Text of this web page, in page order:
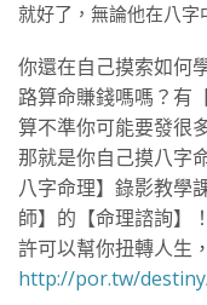
就好了，無論他在八字
你還在自己摸索如何
路算命賺錢嗎嗎？有
算不準你可能要發很
那就是你自己摸八字
八字命理】錄影教學
師】的【命理諮詢】
許可以幫你扭轉人生
http://por.tw/